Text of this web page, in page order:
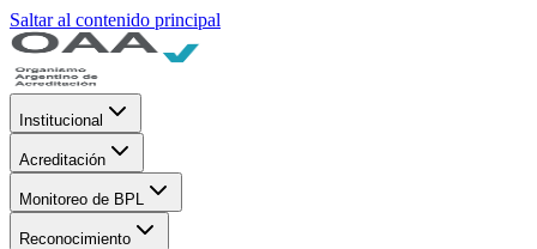
Saltar al contenido principal
Institucional
Acreditación
Monitoreo de BPL
Reconocimiento